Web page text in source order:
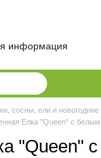
информация
сосны, ели и новогодние
Елка "Queen" с